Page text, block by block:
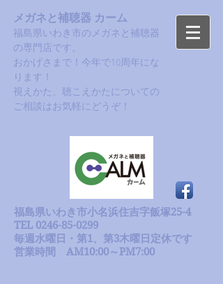
メガネと補聴器 カーム
福島県いわき市のメガネと補聴器
の専門店です。
おかげさまで！今年で10周年にな
ります！​
​視えかた、聴こえかたについての
ご相談はお気軽にどうぞ！
福島県いわき市小名浜住吉字飯塚25-4
TEL 0246-85-0299
毎週水曜日・第1、第3木曜日定休です
​営業時間 AM10:00～PM7:00